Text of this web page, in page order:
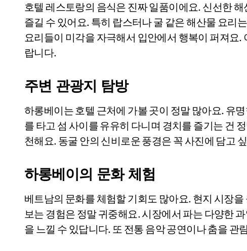
호텔 레스토랑의 음식은 진짜 일품이에요. 신선한
즐길 수 있어요. 특히 랍스터나 굴 같은 해산물 요리
요리들이 미각을 자극해서 입안에서 행복이 퍼져요
랍니다.
주변 관광지 탐방
하롱베이는 호텔 근처에 가볼 곳이 정말 많아요. 유
를 타고 섬 사이를 유유히 다니며 경치를 즐기는 건
천해요. 동굴 안의 신비로운 풍경은 꼭 사진에 담고
하롱베이의 문화 체험
베트남의 문화를 체험할 기회도 많아요. 현지 시장
보는 경험은 정말 귀중해요. 시장에서 파는 다양한
을 느낄 수 있답니다. 또 전통 음악 공연이나 춤을 관